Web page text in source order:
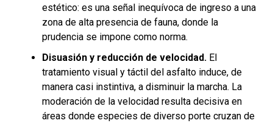
estético: es una señal inequívoca de ingreso a una
zona de alta presencia de fauna, donde la
prudencia se impone como norma.
Disuasión y reducción de velocidad.El
tratamiento visual y táctil del asfalto induce, de
manera casi instintiva, a disminuir la marcha. La
moderación de la velocidad resulta decisiva en
áreas donde especies de diverso porte cruzan de